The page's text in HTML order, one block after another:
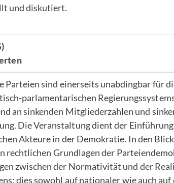
und diskutiert.
Parteien sind einerseits unabdingbar für
parlamentarischen
an sinkenden Mitgliederzahlen und
Die Veranstaltung dient der
Akteure in der Demokratie. In den
rechtlichen Grundlagen der
zwischen der Normativität und der
dies sowohl auf nationaler wie auch